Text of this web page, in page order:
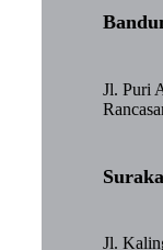
Jl. Puri
Jl.